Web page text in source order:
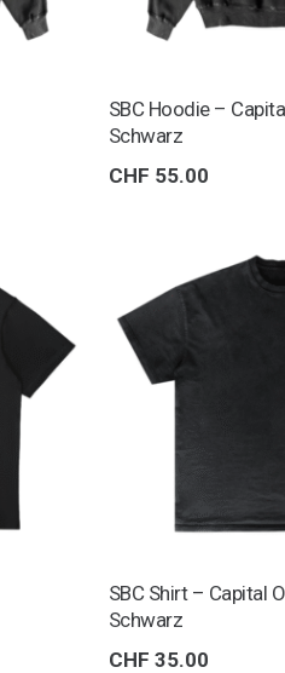
SBC Hoodie –
Schwarz
CHF 55.00
SBC Shirt – Capital
Schwarz
CHF 35.00